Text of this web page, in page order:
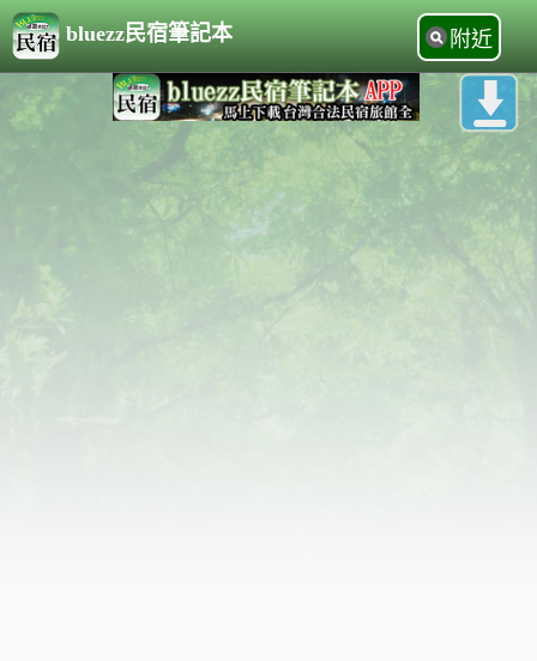
bluezz民宿筆記本 附近